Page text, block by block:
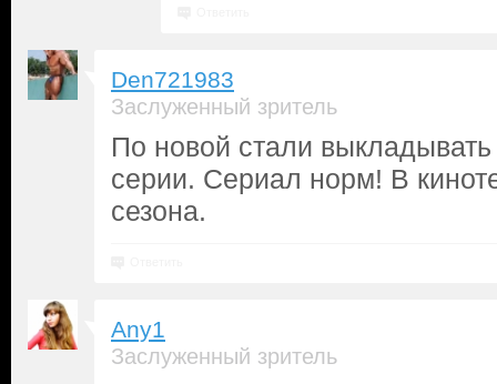
Den721983
Заслуженный зритель
По новой стали
серии. Сериал норм! В
сезона.
Any1
Заслуженный зритель